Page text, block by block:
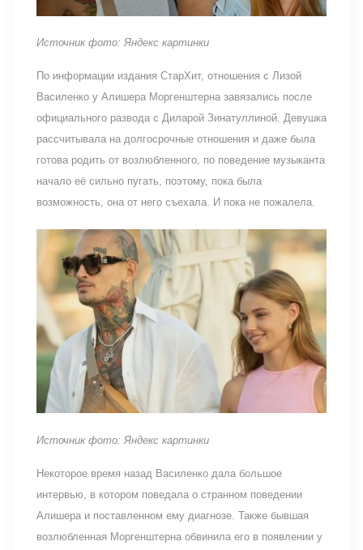
Источник фото: Яндекс картинки
По информации издания СтарХит, отношения с Лизой
Василенко у Алишера Моргенштерна завязались после
официального развода с Диларой Зинатуллиной. Девушка
рассчитывала на долгосрочные отношения и даже была
готова родить от возлюбленного, по поведение музыканта
начало её сильно пугать, поэтому, пока была
возможность, она от него съехала. И пока не пожалела.
Источник фото: Яндекс картинки
Некоторое время назад Василенко дала большое
интервью, в котором поведала о странном поведении
Алишера и поставленном ему диагнозе. Также бывшая
возлюбленная Моргенштерна обвинила его в появлении у